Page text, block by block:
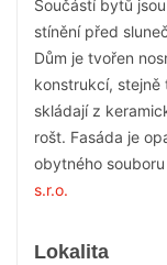
Součástí bytů
stínění před
Dům je tvořen
konstrukcí,
skládají z
rošt. Fasáda je
obytného
s.r.o.
Lokalita